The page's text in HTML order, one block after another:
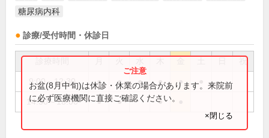
糖尿病内科
診療/受付時間・休診日
祝
9:00～12:30 ● ● ● ● ●
14:30～18:00 ● ● ●
お盆(8月中旬)は休診・休業の場合があります。来院前
に必ず医療機関に直接ご確認ください。
×閉じる